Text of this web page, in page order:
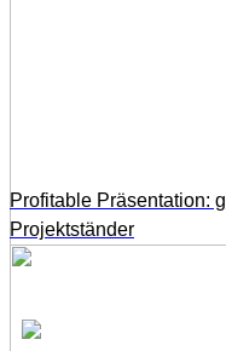
Profitable Präsentation:
Projektständer